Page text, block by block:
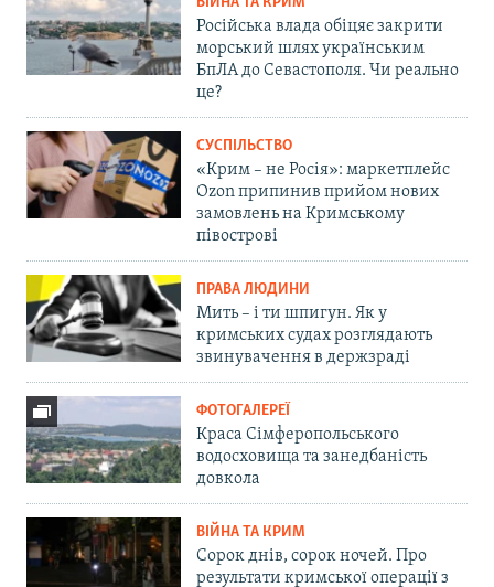
Російська влада обіцяє закрити
морський шлях українським
БпЛА до Севастополя. Чи реально
це?
СУСПІЛЬСТВО
«Крим – не Росія»: маркетплейс
Ozon припинив прийом нових
замовлень на Кримському
півострові
ПРАВА ЛЮДИНИ
Мить – і ти шпигун. Як у
кримських судах розглядають
звинувачення в держзраді
ФОТОГАЛЕРЕЇ
Краса Сімферопольського
водосховища та занедбаність
довкола
ВІЙНА ТА КРИМ
Сорок днів, сорок ночей. Про
результати кримської операції з